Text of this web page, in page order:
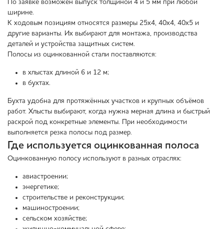
По заявке возможен выпуск толщиной 4 и 5 мм при любой
ширине.
К ходовым позициям относятся размеры 25х4, 40х4, 40х5 и
другие варианты. Их выбирают для монтажа, производства
деталей и устройства защитных систем.
Полосы из оцинкованной стали поставляются:
в хлыстах длиной 6 и 12 м;
в бухтах.
Бухта удобна для протяжённых участков и крупных объёмов
работ. Хлысты выбирают, когда нужна мерная длина и быстрый
раскрой под конкретные элементы. При необходимости
выполняется резка полосы под размер.
Где используется оцинкованная полоса
Оцинкованную полосу используют в разных отраслях:
авиастроении;
энергетике;
строительстве и реконструкции;
машиностроении;
сельском хозяйстве;